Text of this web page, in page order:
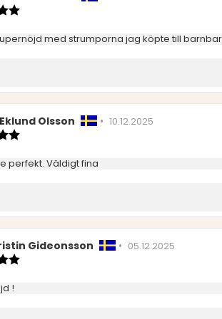
utav
5
med strumporna jag köpte till
Olsson • Recensionsdatum:
10.12.2025
utav
5
perfekt. Väldigt fina
Gideonsson • Recensionsdatum:
05.12.2025
!